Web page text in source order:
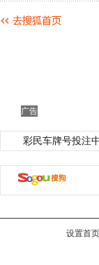
广告
彩民车牌号投注
设置首页